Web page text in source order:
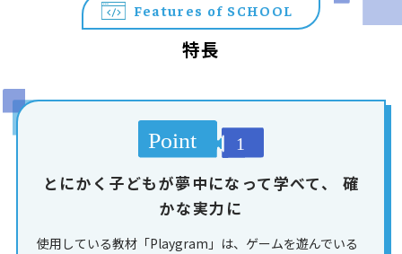
Features of SCHOOL
特長
とにかく子どもが夢中になって学べて、
確
かな実力に
使用している教材「Playgram」は、ゲームを遊んでいる